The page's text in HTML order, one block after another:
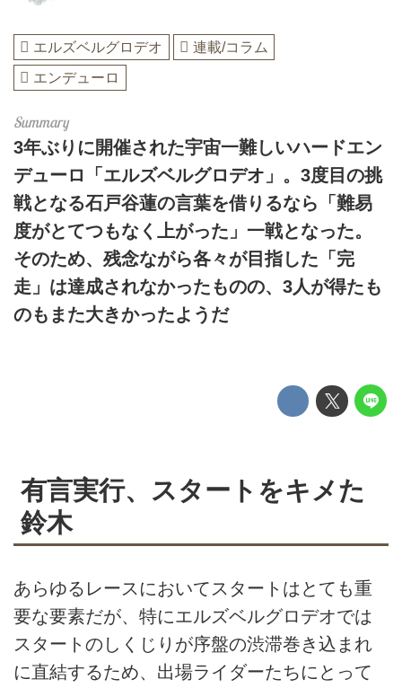
エルズベルグロデオ
連載/コラム
エンデューロ
3年ぶりに開催された宇宙一難しいハードエン
デューロ「エルズベルグロデオ」。3度目の挑
戦となる石戸谷蓮の言葉を借りるなら「難易
度がとてつもなく上がった」一戦となった。
そのため、残念ながら各々が目指した「完
走」は達成されなかったものの、3人が得たも
のもまた大きかったようだ
有言実行、スタートをキメた
鈴木
あらゆるレースにおいてスタートはとても重
要な要素だが、特にエルズベルグロデオでは
スタートのしくじりが序盤の渋滞巻き込まれ
に直結するため、出場ライダーたちにとって